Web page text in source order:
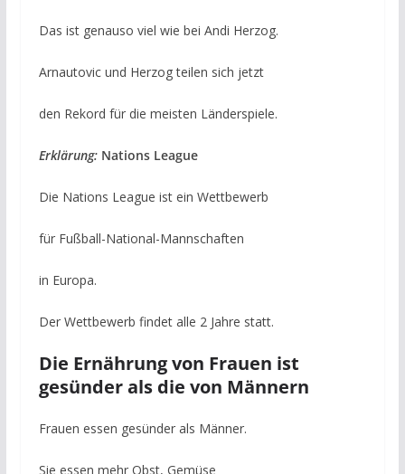
Das ist genauso viel wie bei Andi Herzog.
Arnautovic und Herzog teilen sich jetzt
den Rekord für die meisten Länderspiele.
Erklärung: Nations League
Die Nations League ist ein Wettbewerb
für Fußball-National-Mannschaften
in Europa.
Der Wettbewerb findet alle 2 Jahre statt.
Die Ernährung von Frauen ist
gesünder als die von Männern
Frauen essen gesünder als Männer.
Sie essen mehr Obst, Gemüse